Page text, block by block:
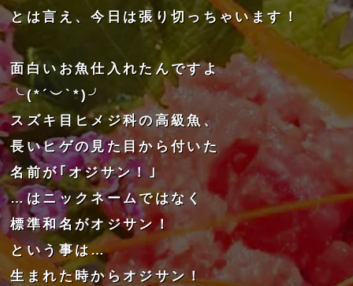
とは言え、今日は張り切っちゃいます！
面白いお魚仕入れたんですよ
╰(*´︶`*)╯
スズキ目ヒメジ科の高級魚、
長いヒゲの見た目から付いた
名前が｢オジサン！｣
…はニックネームではなく
標準和名がオジサン！
という事は…
生まれた時からオジサン！